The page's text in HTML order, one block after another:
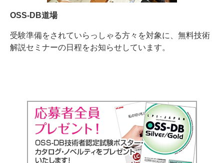
OSS-DB道場
受験準備をされていらっしゃる方々を対象に、無料技術
解説セミナーの日程をお知らせしています。